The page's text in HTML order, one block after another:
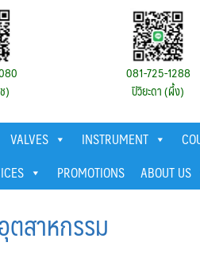
)
081-725-1288
ปิวิยะดา (ผึ้ง)
VALVES INSTRUMENT
PROMOTIONS ABOUT US
สาหกรรม